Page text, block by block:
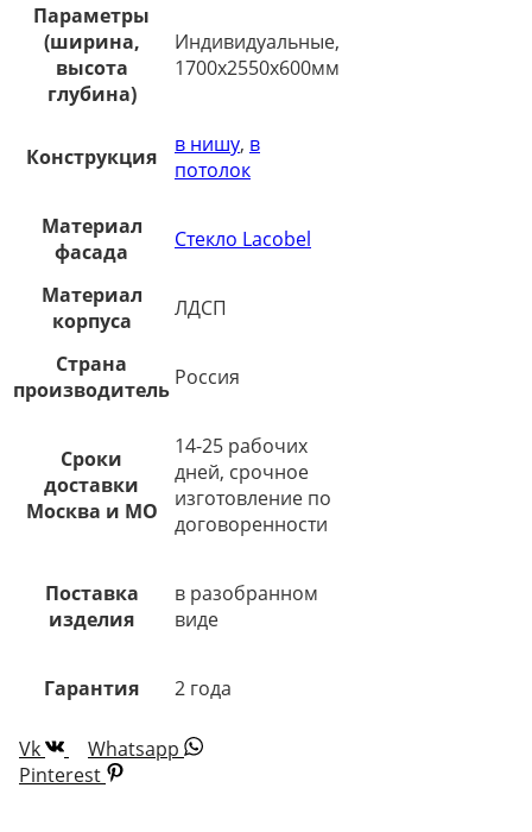
Параметры
(ширина,
высота
глубина)
Индивидуальные,
1700х2550х600мм
Конструкция в нишу, в
потолок
Материал
фасада
Стекло Lacobel
Материал
корпуса
ЛДСП
Страна
производитель Россия
Сроки
доставки
Москва и МО
14-25 рабочих
дней, срочное
изготовление по
договоренности
Поставка
изделия
в разобранном
виде
Гарантия 2 года
Vk
Whatsapp
Pinterest